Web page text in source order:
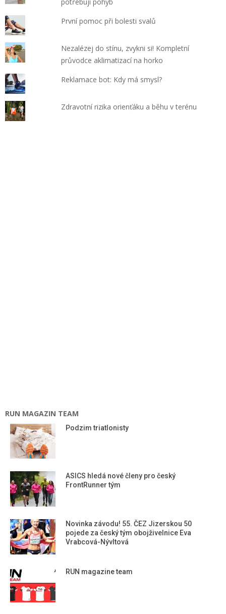
První pomoc při bolesti svalů
Nezalézej do stínu, zvykni si! Kompletní
průvodce aklimatizací na horko
Reklamace bot: Kdy má smysl?
Zdravotní rizika orienťáku a běhu v terénu
RUN MAGAZIN TEAM
Podzim triatlonisty
ASICS hledá nové členy pro český
FrontRunner tým
Novinka závodu! 55. ČEZ Jizerskou 50
pojede za český tým obojživelnice Eva
Vrabcová-Nývltová
RUN magazine team